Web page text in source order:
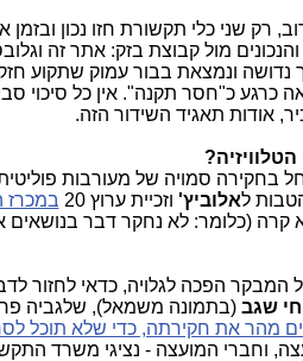
רק שני כלי תקשורת חזו נכון
והנכונים מול קבוצת בזק: אתר זה
נדושה ונמצאת בבור עמוק שתקוע
כרגע כ"חסר תקנה". אין כל סיכוי
אודות תאגיד השידור הזה.
בחקירה סמויה של מעורבות
לאלוביץ' וזכיית ערוץ 20
במכרז
קרה (כלומר: לא נחקר דבר בנושאים
הפכה לגלויה, כדאי לחזור
חי שגב (בתמונה משמאל), שלגביה
מהר את חקירתה, כדי שלא תוכל
וחברי המועצה - נציגי משרד